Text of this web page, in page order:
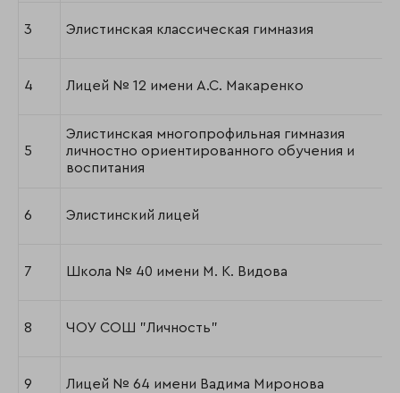
3 Элистинская классическая гимназия
4 Лицей № 12 имени А.С. Макаренко
5
Элистинская многопрофильная гимназия
личностно ориентированного обучения и
воспитания
6 Элистинский лицей
7 Школа № 40 имени М. К. Видова
8 ЧОУ СОШ "Личность"
9 Лицей № 64 имени Вадима Миронова